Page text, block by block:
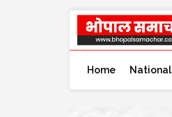
Home National